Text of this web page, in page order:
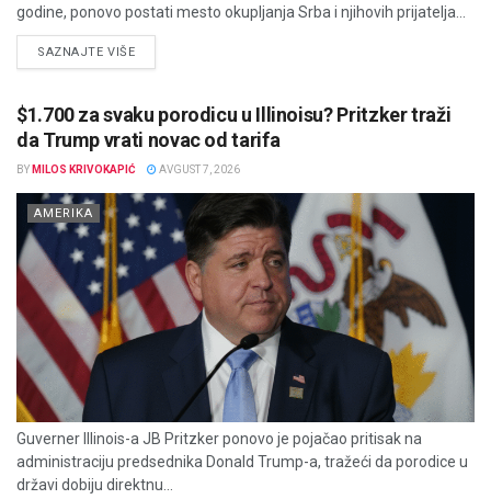
godine, ponovo postati mesto okupljanja Srba i njihovih prijatelja...
SAZNAJTE VIŠEDETAILS
$1.700 za svaku porodicu u Illinoisu? Pritzker traži
da Trump vrati novac od tarifa
BY MILOS KRIVOKAPIĆ AVGUST 7, 2026
AMERIKA
Guverner Illinois-a JB Pritzker ponovo je pojačao pritisak na
administraciju predsednika Donald Trump-a, tražeći da porodice u
državi dobiju direktnu...